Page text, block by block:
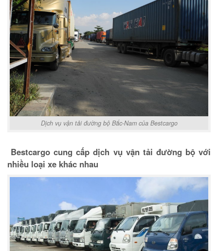
Dịch vụ vận tải đường bộ Bắc-Nam của Bestcargo
Bestcargo cung cấp dịch vụ vận tải đường bộ với
nhiều loại xe khác nhau